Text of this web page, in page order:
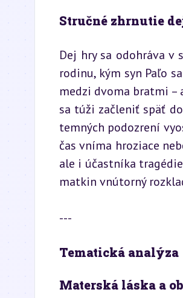
Stručné zhrnutie
Dej hry sa odohráva v
rodinu, kým syn Paľo
medzi dvoma bratmi –
sa túži začleniť späť
temných podozrení
čas vníma hroziace
ale i účastníka
matkin vnútorný
---
Tematická analýza
Materská láska a